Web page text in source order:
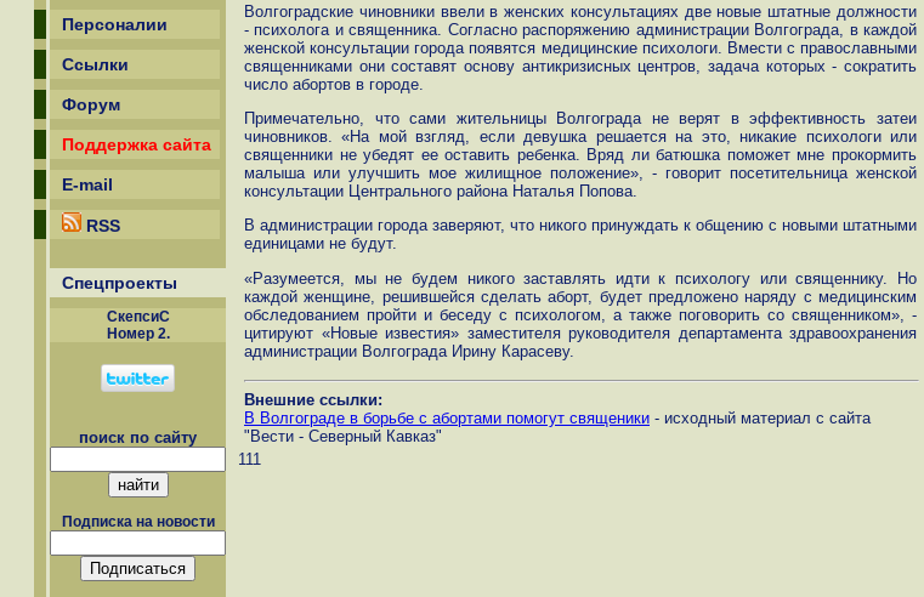
Персоналии
Ссылки
Форум
Поддержка сайта
E-mail
RSS
Спецпроекты
СкепсиС
Номер 2.
поиск по сайту
Подписка на новости
Волгоградские чиновники ввели в женских консультациях две новые штатные должности
- психолога и священника. Согласно распоряжению администрации Волгограда, в каждой
женской консультации города появятся медицинские психологи. Вмести с православными
священниками они составят основу антикризисных центров, задача которых - сократить
число абортов в городе.
Примечательно, что сами жительницы Волгограда не верят в эффективность затеи
чиновников. «На мой взгляд, если девушка решается на это, никакие психологи или
священники не убедят ее оставить ребенка. Вряд ли батюшка поможет мне прокормить
малыша или улучшить мое жилищное положение», - говорит посетительница женской
консультации Центрального района Наталья Попова.
В администрации города заверяют, что никого принуждать к общению с новыми штатными
единицами не будут.
«Разумеется, мы не будем никого заставлять идти к психологу или священнику. Но
каждой женщине, решившейся сделать аборт, будет предложено наряду с медицинским
обследованием пройти и беседу с психологом, а также поговорить со священником», -
цитируют «Новые известия» заместителя руководителя департамента здравоохранения
администрации Волгограда Ирину Карасеву.
Внешние ссылки:
В Волгограде в борьбе с абортами помогут священики - исходный материал с сайта
"Вести - Северный Кавказ"
111